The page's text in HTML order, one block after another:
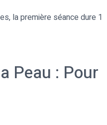
la première séance dure 1
Peau : Pour